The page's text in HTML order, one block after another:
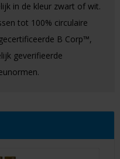
in de kleur zwart of wit.
tot 100% circulaire
B Corp™,
geverifieerde